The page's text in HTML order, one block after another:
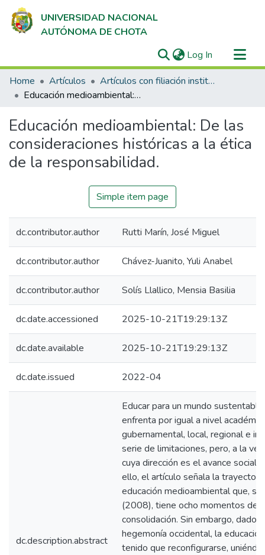
UNIVERSIDAD NACIONAL
AUTÓNOMA DE CHOTA
Log In (current)
Communities & Collections
All of DSpace
Home Artículos
Artículos con filiación institucional UNACH en revistas indexadas en Scopus, Web of Science y SciELO
Educación medioambiental: De las consideraciones históricas a la ética de la responsabilidad.
Educación medioambiental: De las
consideraciones históricas a la ética
de la responsabilidad.
Simple item page
dc.contributor.author Rutti Marín, José Miguel
dc.contributor.author Chávez-Juanito, Yuli Anabel
dc.contributor.author Solís Llallico, Mensia Basilia
dc.date.accessioned 2025-10-21T19:29:13Z
dc.date.available 2025-10-21T19:29:13Z
dc.date.issued 2022-04
dc.description.abstract
Educar para un mundo
enfrenta por igual a nivel
gubernamental, local, regional e
serie de limitaciones, pero, a la
cuya dirección es el avance social
ello, el artículo señala la
educación medioambiental que,
(2008), tiene ocho momentos
consolidación. Sin embargo, dado
hegemonía occidental, la
tenido que reconfigurarse,